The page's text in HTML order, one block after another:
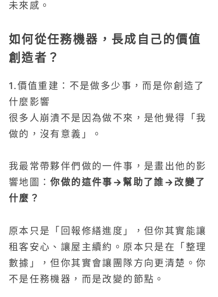
未來感。
如何從任務機器，長成自己的價值
創造者？
1.價值重建：不是做多少事，而是你創造了
什麼影響
很多人崩潰不是因為做不來，是他覺得「我
做的，沒有意義」。
我最常帶夥伴們做的一件事，是畫出他的影
響地圖：你做的這件事→幫助了誰→改變了
什麼？
原本只是「回報修繕進度」，但你其實能讓
租客安心、讓屋主續約。原本只是在「整理
數據」，但你其實會讓團隊方向更清楚。你
不是任務機器，而是改變的節點。